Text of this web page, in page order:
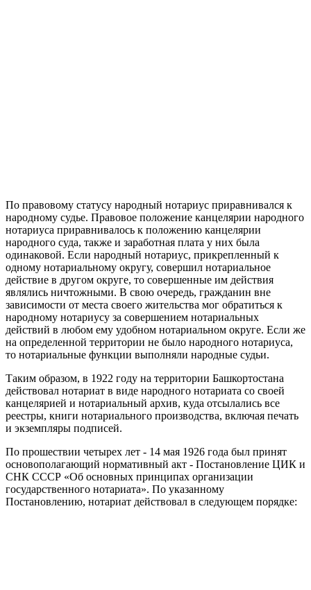
По правовому статусу народный нотариус приравнивался к
народному судье. Правовое положение канцелярии народного
нотариуса приравнивалось к положению канцелярии
народного суда, также и заработная плата у них была
одинаковой. Если народный нотариус, прикрепленный к
одному нотариальному округу, совершил нотариальное
действие в другом округе, то совершенные им действия
являлись ничтожными. В свою очередь, гражданин вне
зависимости от места своего жительства мог обратиться к
народному нотариусу за совершением нотариальных
действий в любом ему удобном нотариальном округе. Если же
на определенной территории не было народного нотариуса,
то нотариальные функции выполняли народные судьи.
Таким образом, в 1922 году на территории Башкортостана
действовал нотариат в виде народного нотариата со своей
канцелярией и нотариальный архив, куда отсылались все
реестры, книги нотариального производства, включая печать
и экземпляры подписей.
По прошествии четырех лет - 14 мая 1926 года был принят
основополагающий нормативный акт - Постановление ЦИК и
СНК СССР «Об основных принципах организации
государственного нотариата». По указанному
Постановлению, нотариат действовал в следующем порядке: